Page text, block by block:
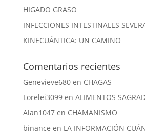
HIGADO GRASO
INFECCIONES INTESTINALES
KINECUÁNTICA: UN CAMINO
Comentarios recientes
Genevieve680en CHAGAS
Lorelei3099en ALIMENTOS
Alan1047en CHAMANISMO
binance en LA INFORMACIÓN